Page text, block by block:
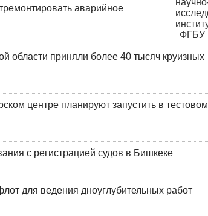
аварийное
области приняли более 40 тысяч круизных
центре планируют запустить в тестовом
с регистрацией судов в Бишкеке
для ведения дноуглубительных работ